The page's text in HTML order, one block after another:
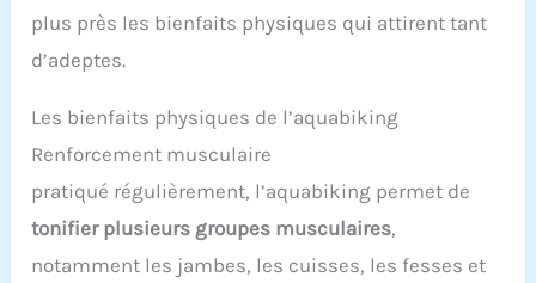
plus près les bienfaits physiques qui attirent tant
d’adeptes.
Les bienfaits physiques de l’aquabiking
Renforcement musculaire
pratiqué régulièrement, l’aquabiking permet de
tonifier plusieurs groupes musculaires,
notamment les jambes, les cuisses, les fesses et